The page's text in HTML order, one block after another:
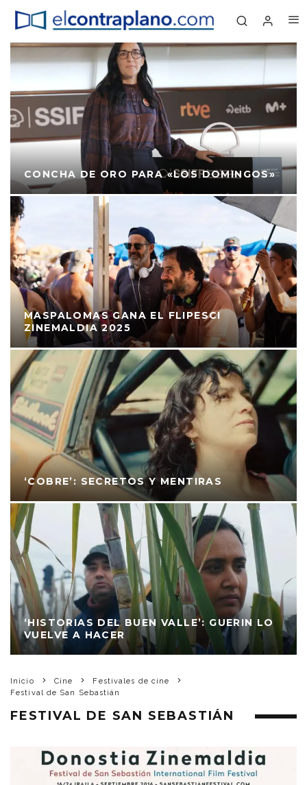
CONCHA DE ORO PARA «LOS DOMINGOS»
MASPALOMAS GANA EL FLIPESCI
ZINEMALDIA 2025
‘COBRE’: SECRETOS Y MENTIRAS
‘HISTORIAS DEL BUEN VALLE’: GUERIN LO
VUELVE A HACER
Inicio Cine
Festivales de cine
Festival de San Sebastián
FESTIVAL DE SAN SEBASTIÁN